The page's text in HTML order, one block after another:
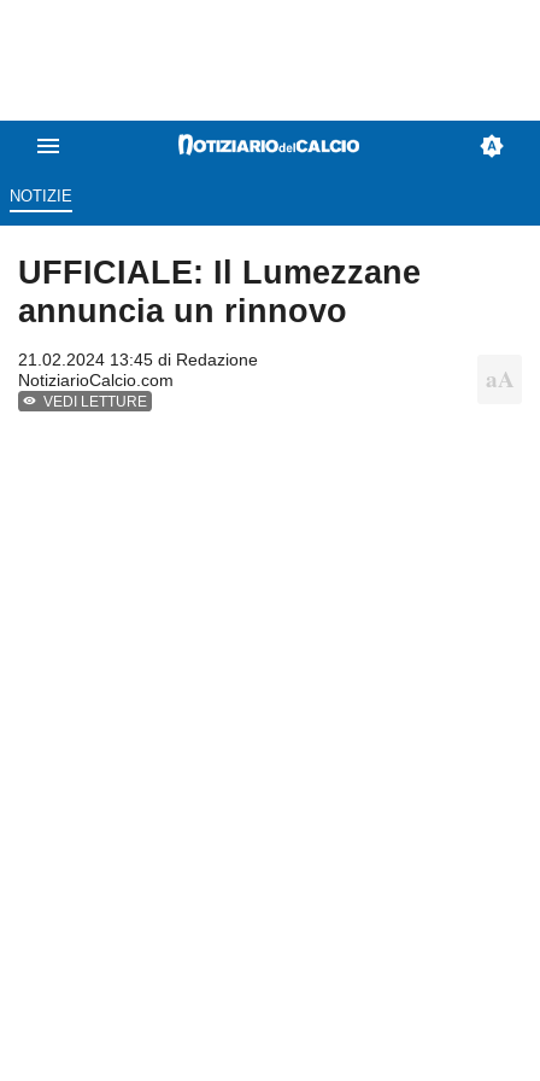
NOTIZIE
UFFICIALE: Il Lumezzane
annuncia un rinnovo
21.02.2024 13:45 di Redazione
NotiziarioCalcio.com
VEDI LETTURE